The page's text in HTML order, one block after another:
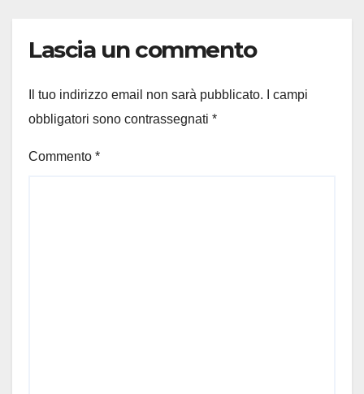
Lascia un commento
Il tuo indirizzo email non sarà pubblicato.
I campi
obbligatori sono contrassegnati *
Commento *